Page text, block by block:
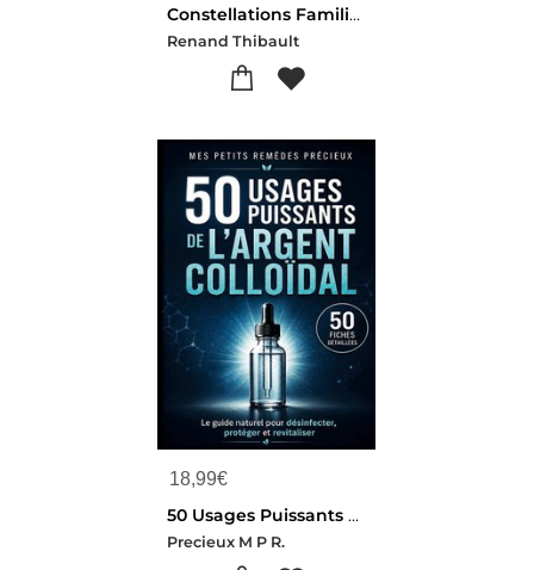
Constellations Familiales Et Psychogenea - Comprendre Son Heritage Transg
Renand Thibault
18,99€
50 Usages Puissants De L'argent Colloidal 50 Fiches Detaillees - Le Guide Naturel Pour Desinfecter,
Precieux M P R.